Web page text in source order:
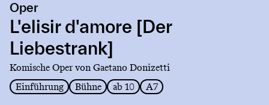
L'elisir
d'amore
[Der
Liebestrank]
Oper
L'elisir d'amore [Der
Liebestrank]
Komische Oper von Gaetano Donizetti
Einführung
Bühne ab 10 A7